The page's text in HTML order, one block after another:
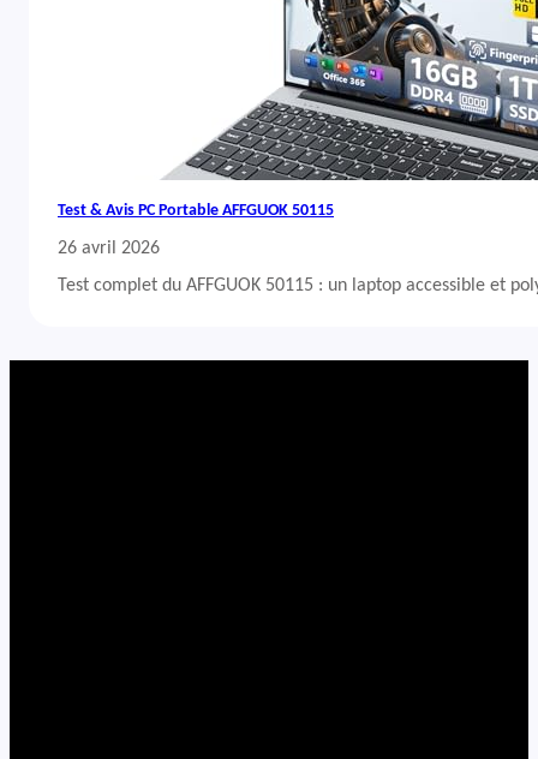
Test & Avis PC Portable AFFGUOK 50115
26 avril 2026
Test complet du AFFGUOK 50115 : un laptop accessible